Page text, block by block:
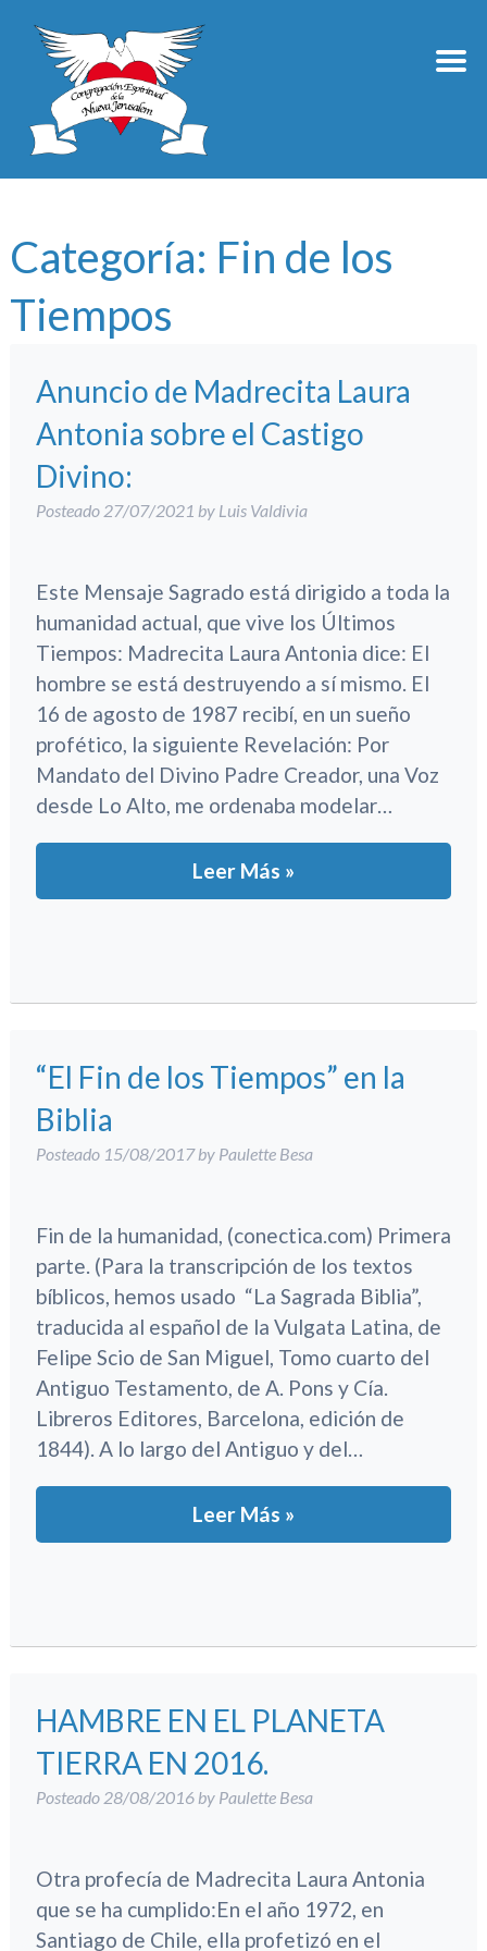
Categoría: Fin de los
Tiempos
Anuncio de Madrecita Laura
Antonia sobre el Castigo
Divino:
Posteado 27/07/2021 by Luis Valdivia
Este Mensaje Sagrado está dirigido a toda la
humanidad actual, que vive los Últimos
Tiempos: Madrecita Laura Antonia dice: El
hombre se está destruyendo a sí mismo. El
16 de agosto de 1987 recibí, en un sueño
profético, la siguiente Revelación: Por
Mandato del Divino Padre Creador, una Voz
desde Lo Alto, me ordenaba modelar…
Leer Más »
“El Fin de los Tiempos” en la
Biblia
Posteado 15/08/2017 by Paulette Besa
Fin de la humanidad, (conectica.com) Primera
parte. (Para la transcripción de los textos
bíblicos, hemos usado “La Sagrada Biblia”,
traducida al español de la Vulgata Latina, de
Felipe Scio de San Miguel, Tomo cuarto del
Antiguo Testamento, de A. Pons y Cía.
Libreros Editores, Barcelona, edición de
1844). A lo largo del Antiguo y del…
Leer Más »
HAMBRE EN EL PLANETA
TIERRA EN 2016.
Posteado 28/08/2016 by Paulette Besa
Otra profecía de Madrecita Laura Antonia
que se ha cumplido:En el año 1972, en
Santiago de Chile, ella profetizó en el